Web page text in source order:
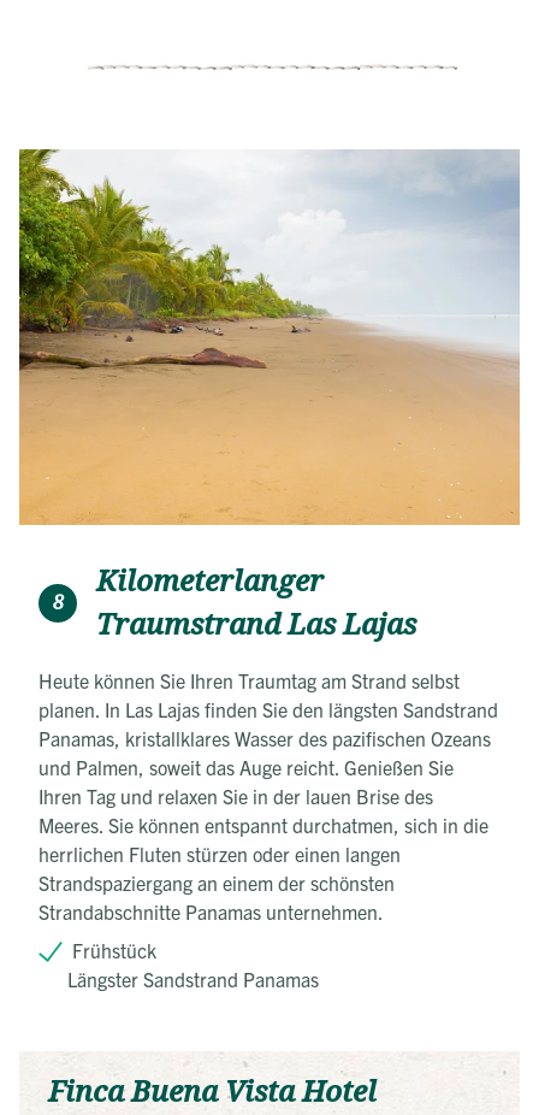
8
Kilometerlanger
Traumstrand Las Lajas
Heute können Sie Ihren Traumtag am Strand selbst
planen. In Las Lajas finden Sie den längsten Sandstrand
Panamas, kristallklares Wasser des pazifischen Ozeans
und Palmen, soweit das Auge reicht. Genießen Sie
Ihren Tag und relaxen Sie in der lauen Brise des
Meeres. Sie können entspannt durchatmen, sich in die
herrlichen Fluten stürzen oder einen langen
Strandspaziergang an einem der schönsten
Strandabschnitte Panamas unternehmen.
Frühstück
Längster Sandstrand Panamas
Finca Buena Vista Hotel